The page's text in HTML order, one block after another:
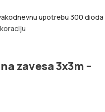
zavesa 3x3m –